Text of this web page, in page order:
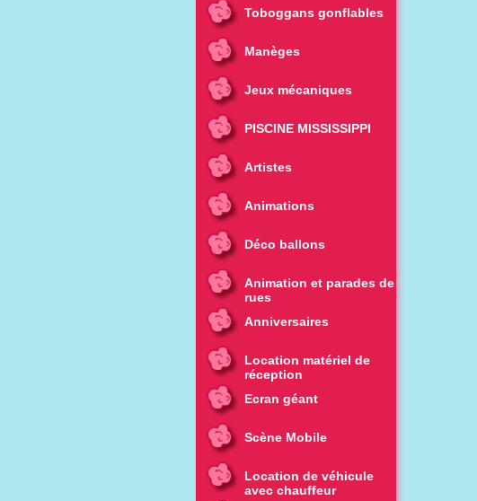
Toboggans gonflables
Manèges
Jeux mécaniques
PISCINE MISSISSIPPI
Artistes
Animations
Déco ballons
Animation et parades de
rues
Anniversaires
Location matériel de
réception
Ecran géant
Scène Mobile
Location de véhicule
avec chauffeur